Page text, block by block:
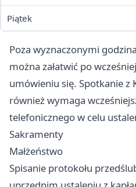
Piątek
Poza wyznaczonymi
można załatwić po
umówieniu się. Spotkanie z
również wymaga
telefonicznego w celu
Sakramenty
Małżeństwo
Spisanie protokołu